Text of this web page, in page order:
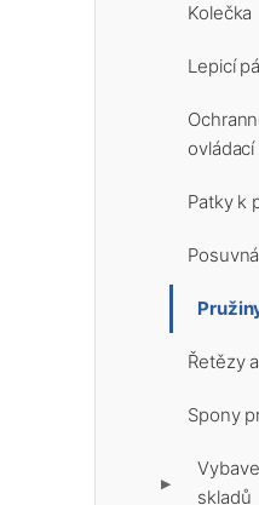
Kolečka
Lepicí
Patky k
Řetězy
Spony
▶
skladů